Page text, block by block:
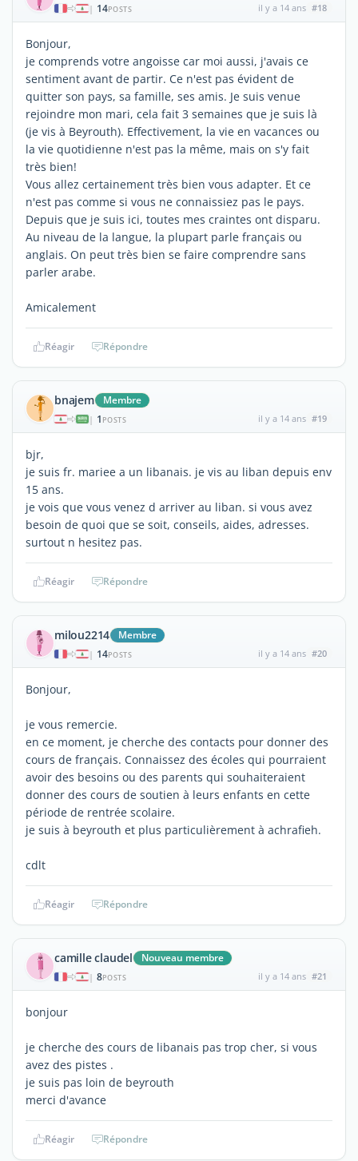
| 14POSTS il y a 14 ans #18
Bonjour,
je comprends votre angoisse car moi aussi, j'avais ce
sentiment avant de partir. Ce n'est pas évident de
quitter son pays, sa famille, ses amis. Je suis venue
rejoindre mon mari, cela fait 3 semaines que je suis là
(je vis à Beyrouth). Effectivement, la vie en vacances ou
la vie quotidienne n'est pas la même, mais on s'y fait
très bien!
Vous allez certainement très bien vous adapter. Et ce
n'est pas comme si vous ne connaissiez pas le pays.
Depuis que je suis ici, toutes mes craintes ont disparu.
Au niveau de la langue, la plupart parle français ou
anglais. On peut très bien se faire comprendre sans
parler arabe.
Amicalement
Réagir Répondre
bnajem Membre
| 1 POSTS il y a 14 ans #19
bjr,
je suis fr. mariee a un libanais. je vis au liban depuis env
15 ans.
je vois que vous venez d arriver au liban. si vous avez
besoin de quoi que se soit, conseils, aides, adresses.
surtout n hesitez pas.
Réagir Répondre
milou2214 Membre
| 14POSTS il y a 14 ans #20
Bonjour,
je vous remercie.
en ce moment, je cherche des contacts pour donner des
cours de français. Connaissez des écoles qui pourraient
avoir des besoins ou des parents qui souhaiteraient
donner des cours de soutien à leurs enfants en cette
période de rentrée scolaire.
je suis à beyrouth et plus particulièrement à achrafieh.
cdlt
Réagir Répondre
camille claudel Nouveau membre
| 8POSTS il y a 14 ans #21
bonjour
je cherche des cours de libanais pas trop cher, si vous
avez des pistes .
je suis pas loin de beyrouth
merci d'avance
Réagir Répondre